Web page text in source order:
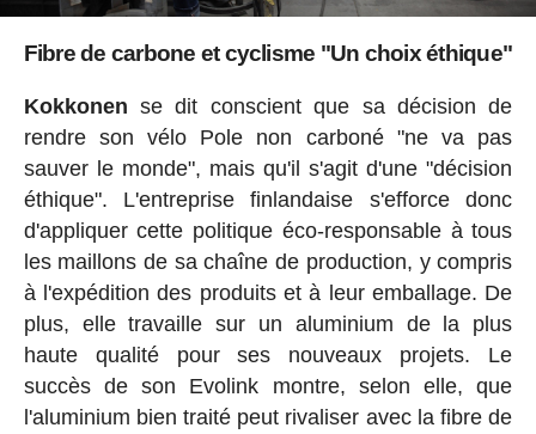
Fibre de carbone et cyclisme "Un choix éthique"
Kokkonen se dit conscient que sa décision de
rendre son vélo Pole non carboné "ne va pas
sauver le monde", mais qu'il s'agit d'une "décision
éthique". L'entreprise finlandaise s'efforce donc
d'appliquer cette politique éco-responsable à tous
les maillons de sa chaîne de production, y compris
à l'expédition des produits et à leur emballage. De
plus, elle travaille sur un aluminium de la plus
haute qualité pour ses nouveaux projets. Le
succès de son Evolink montre, selon elle, que
l'aluminium bien traité peut rivaliser avec la fibre de